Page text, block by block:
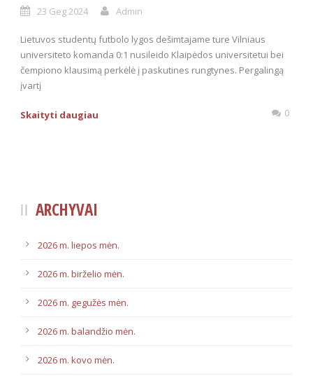
23 Geg 2024 Admin
Lietuvos studentų futbolo lygos dešimtajame ture Vilniaus
universiteto komanda 0:1 nusileido Klaipėdos universitetui bei
čempiono klausimą perkėlė į paskutines rungtynes. Pergalingą
įvartį
Skaityti daugiau 0
ARCHYVAI
2026 m. liepos mėn.
2026 m. birželio mėn.
2026 m. gegužės mėn.
2026 m. balandžio mėn.
2026 m. kovo mėn.